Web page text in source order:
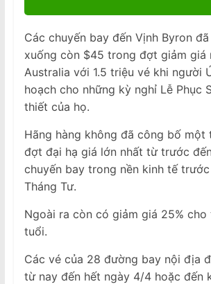
Các chuyến bay đến Vịnh Byron
xuống còn $45 trong đợt giảm giá
Australia với 1.5 triệu vé khi người
hoạch cho những kỳ nghỉ Lễ Phục
thiết của họ.
Hãng hàng không đã công bố một
đợt đại hạ giá lớn nhất từ ​​trước
chuyến bay trong nền kinh tế
Tháng Tư.
Ngoài ra còn có giảm giá 25% cho
tuổi.
Các vé của 28 đường bay nội địa
từ nay đến hết ngày 4/4 hoặc đến